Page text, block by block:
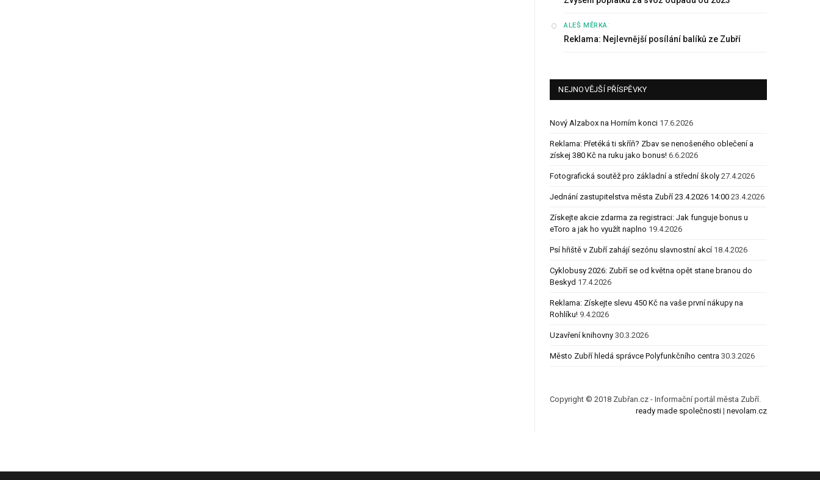
ALEŠ MĚRKA:
Reklama: Nejlevnější posílání balíků ze Zubří
NEJNOVĚJŠÍ PŘÍSPĚVKY
Nový Alzabox na Horním konci 17.6.2026
Reklama: Přetéká ti skříň? Zbav se nenošeného oblečení a
získej 380 Kč na ruku jako bonus! 6.6.2026
Fotografická soutěž pro základní a střední školy 27.4.2026
Jednání zastupitelstva města Zubří 23.4.2026 14:00 23.4.2026
Získejte akcie zdarma za registraci: Jak funguje bonus u
eToro a jak ho využít naplno 19.4.2026
Psí hřiště v Zubří zahájí sezónu slavnostní akcí 18.4.2026
Cyklobusy 2026: Zubří se od května opět stane branou do
Beskyd 17.4.2026
Reklama: Získejte slevu 450 Kč na vaše první nákupy na
Rohlíku! 9.4.2026
Uzavření knihovny 30.3.2026
Město Zubří hledá správce Polyfunkčního centra 30.3.2026
Copyright © 2018 Zubřan.cz - Informační portál města Zubří.
ready made společnosti| nevolam.cz